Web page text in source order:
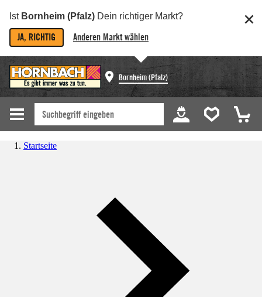
Ist Bornheim (Pfalz) Dein richtiger Markt?
JA, RICHTIG Anderen Markt wählen
Bornheim (Pfalz)
Startseite